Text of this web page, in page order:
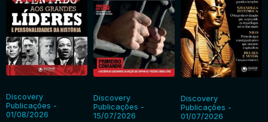
Discovery
Publicações -
01/08/2026
Discovery
Publicações -
15/07/2026
Discovery
Publicações -
01/07/2026